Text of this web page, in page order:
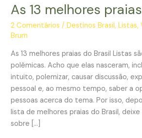
As 13 melhores
2 Comentários /Destinos Brasil,Listas,
Brum
As 13 melhores praias do Brasil Listas
polêmicas. Acho que elas nasceram,
intuito, polemizar, causar discussão,
pessoal e, ao mesmo tempo, saber a
pessoas acerca do tema. Por isso,
lista de melhores praias do Brasil,
sobre […]